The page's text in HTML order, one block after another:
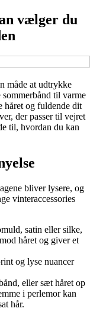
vælger du
måde at udtrykke
til varme
håret og fuldende dit
der passer til vejret
til, hvordan du kan
bliver lysere, og
vinteraccessories
satin eller silke,
håret og giver et
og lyse nuancer
eller sæt håret op
i perlemor kan
hår.